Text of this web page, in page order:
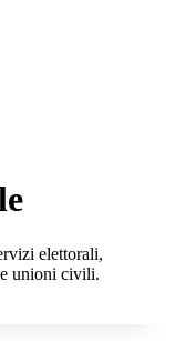
elettorali,
unioni civili.